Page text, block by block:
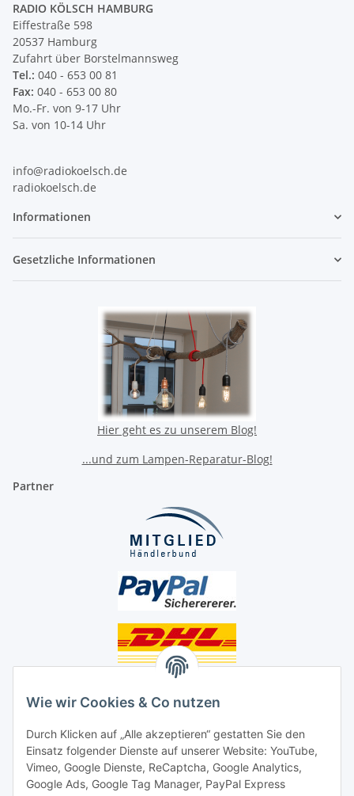
Wie wir Cookies & Co nutzen
Durch Klicken auf „Alle akzeptieren“ gestatten Sie den
Einsatz folgender Dienste auf unserer Website: YouTube,
Vimeo, Google Dienste, ReCaptcha, Google Analytics,
Google Ads, Google Tag Manager, PayPal Express
RADIO KÖLSCH HAMBURG
Eiffestraße 598
20537 Hamburg
Zufahrt über Borstelmannsweg
Tel.: 040 - 653 00 81
Fax: 040 - 653 00 80
Mo.-Fr. von 9-17 Uhr
Sa. von 10-14 Uhr
info@radiokoelsch.de
radiokoelsch.de
Informationen
Gesetzliche Informationen
Hier geht es zu unserem Blog!
...und zum Lampen-Reparatur-Blog!
Partner
Social Media
Unsere Dienstleistungen